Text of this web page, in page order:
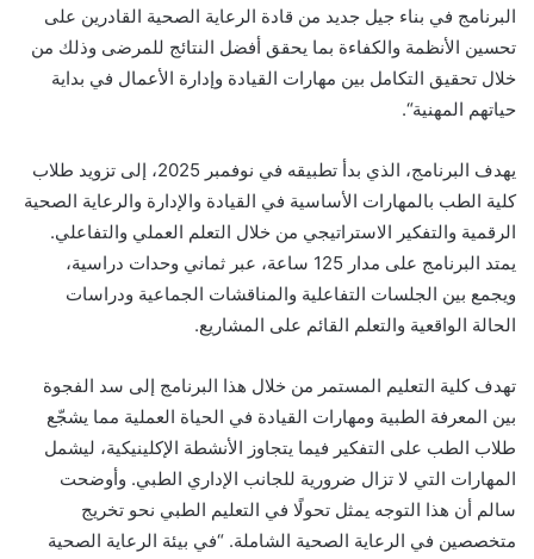
البرنامج في بناء جيل جديد من قادة الرعاية الصحية القادرين على
تحسين الأنظمة والكفاءة بما يحقق أفضل النتائج للمرضى وذلك من
خلال تحقيق التكامل بين مهارات القيادة وإدارة الأعمال في بداية
حياتهم المهنية“.
يهدف البرنامج، الذي بدأ تطبيقه في نوفمبر 2025، إلى تزويد طلاب
كلية الطب بالمهارات الأساسية في القيادة والإدارة والرعاية الصحية
الرقمية والتفكير الاستراتيجي من خلال التعلم العملي والتفاعلي.
يمتد
البرنامج على مدار 125 ساعة، عبر ثماني وحدات دراسية،
ويجمع بين الجلسات التفاعلية والمناقشات الجماعية ودراسات
الحالة الواقعية والتعلم القائم على المشاريع.
تهدف كلية التعليم المستمر من خلال هذا البرنامج إلى سد الفجوة
بين المعرفة الطبية ومهارات القيادة في الحياة العملية مما يشجّع
طلاب الطب على التفكير فيما يتجاوز الأنشطة الإكلينيكية، ليشمل
المهارات التي لا تزال ضرورية للجانب الإداري الطبي. وأوضحت
سالم أن هذا التوجه يمثل تحولًا في التعليم الطبي نحو تخريج
متخصصين في الرعاية الصحية الشاملة. “في بيئة الرعاية الصحية